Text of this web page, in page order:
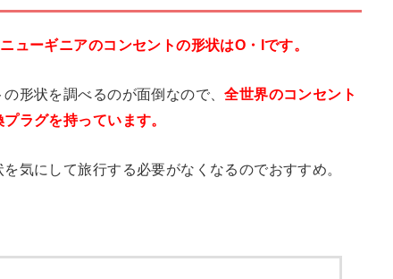
ューギニアのコンセントの形状はO・Iです。
形状を調べるのが面倒なので、全世界のコンセント
ラグを持っています。
気にして旅行する必要がなくなるのでおすすめ。